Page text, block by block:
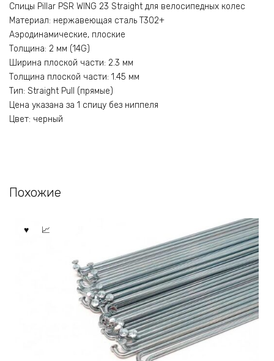
Спицы Pillar PSR WING 23 Straight для велосипедных колес
Материал: нержавеющая сталь T302+
Аэродинамические, плоские
Толщина: 2 мм (14G)
Ширина плоской части: 2.3 мм
Толщина плоской части: 1.45 мм
Тип: Straight Pull (прямые)
Цена указана за 1 спицу без ниппеля
Цвет: черный
Похожие